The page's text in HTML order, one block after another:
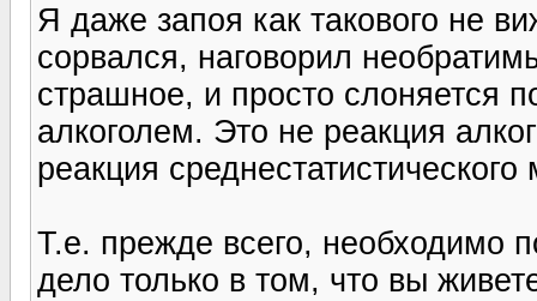
Я даже запоя как такового не
сорвался, наговорил
страшное, и просто слоняется
алкоголем. Это не реакция
реакция
Т.е. прежде всего, необходимо
дело только в том, что вы